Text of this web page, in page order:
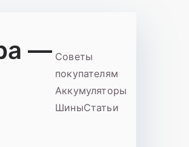
— Советы
покупателям
Аккумуляторы
ШиныСтатьи